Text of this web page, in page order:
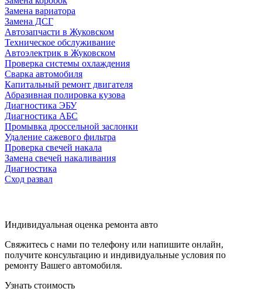
Замена вариатора
Замена ДСГ
Автозапчасти в Жуковском
Техническое обслуживание
Автоэлектрик в Жуковском
Проверка системы охлаждения
Сварка автомобиля
Капитальный ремонт двигателя
Абразивная полировка кузова
Диагностика ЭБУ
Диагностика АБС
Промывка дроссельной заслонки
Удаление сажевого фильтра
Проверка свечей накала
Замена свечей накаливания
Диагностика
Сход развал
Индивидуальная оценка ремонта авто
Свяжитесь с нами по телефону или напишите онлайн,
получите консультацию и индивидуальные условия по
ремонту Вашего автомобиля.
Узнать стоимость